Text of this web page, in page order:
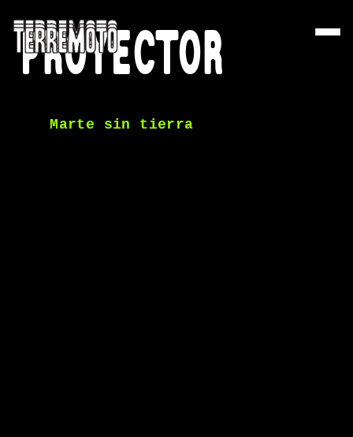
PROYECTOR
Marte sin tierra